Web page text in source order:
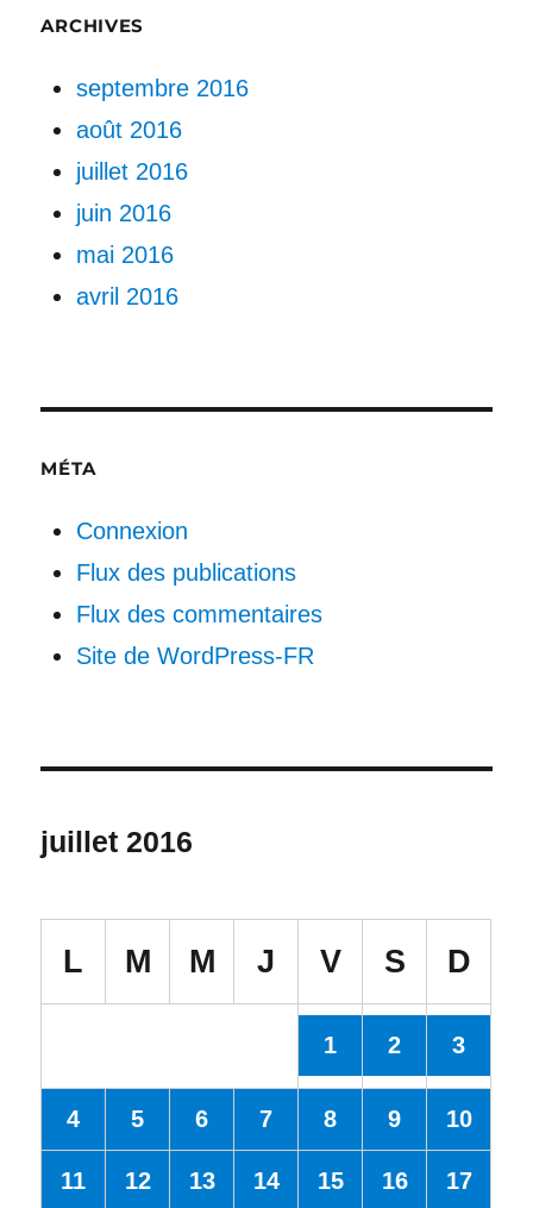
ARCHIVES
septembre 2016
août 2016
juillet 2016
juin 2016
mai 2016
avril 2016
MÉTA
Connexion
Flux des publications
Flux des commentaires
Site de WordPress-FR
juillet 2016
L M M J V S D
1 2 3
4 5 6 7 8 9 10
11 12 13 14 15 16 17